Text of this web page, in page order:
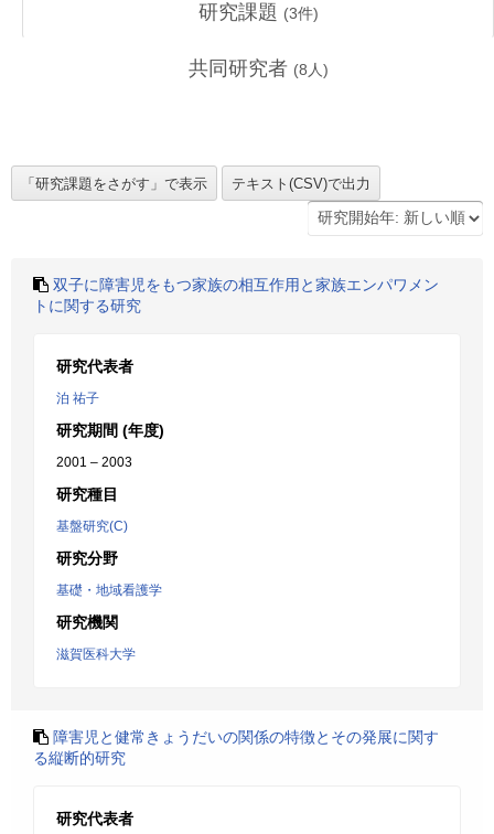
研究課題 (3件)
共同研究者 (8 人)
双子に障害児をもつ家族の相互作用と家族エンパワメン
トに関する研究
研究代表者
泊 祐子
研究期間 (年度)
2001 – 2003
研究種目
基盤研究(C)
研究分野
基礎・地域看護学
研究機関
滋賀医科大学
障害児と健常きょうだいの関係の特徴とその発展に関す
る縦断的研究
研究代表者